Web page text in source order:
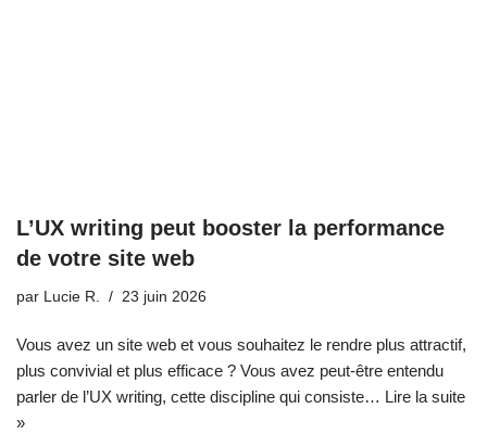
L’UX writing peut booster la performance
de votre site web
par Lucie R. 23 juin 2026
Vous avez un site web et vous souhaitez le rendre plus attractif,
plus convivial et plus efficace ? Vous avez peut-être entendu
parler de l’UX writing, cette discipline qui consiste… Lire la suite
»